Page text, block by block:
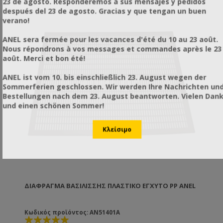
ΔΙΆΦΡΑΓΜΑ ΒΑΣΙΛΊΣΣΗΣ ΠΛΑΣΤΙΚΌ ΈΓΧΥΤΟ PP ANEL
Κωδικός προϊόντος: AN51401A
después del 23 de agosto. Gracias y que tengan un buen
verano!
ANEL sera fermée pour les vacances d'été du 10 au 23 août.
Nous répondrons à vos messages et commandes après le 23
août. Merci et bon été!
ANEL ist vom 10. bis einschließlich 23. August wegen der
Sommerferien geschlossen. Wir werden Ihre Nachrichten
Bestellungen nach dem 23. August beantworten. Vielen Dank
und einen schönen Sommer!